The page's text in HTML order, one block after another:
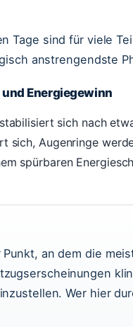
Tage sind für viele
anstrengendste
Energiegewinn
sich nach
sich, Augenringe
spürbaren
an dem die
Wer hier